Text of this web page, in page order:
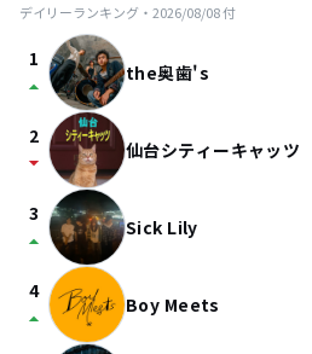
デイリーランキング・ 2026/08/08付
1
arrow_drop_up the奥歯's
2
arrow_drop_down 仙台シティーキャッツ
3
arrow_drop_up Sick Lily
4
arrow_drop_up Boy Meets